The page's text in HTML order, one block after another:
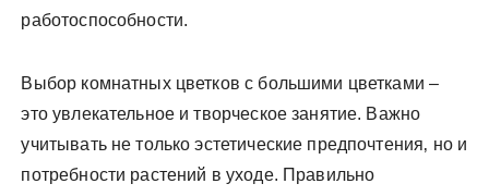
работоспособности.
Выбор комнатных цветков с большими цветками –
это увлекательное и творческое занятие. Важно
учитывать не только эстетические предпочтения‚ но и
потребности растений в уходе. Правильно